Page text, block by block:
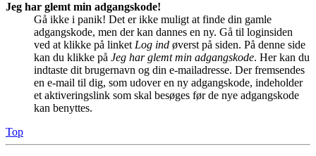
Jeg har glemt min adgangskode!
Gå ikke i panik! Det er ikke muligt at finde din gamle
adgangskode, men der kan dannes en ny. Gå til loginsiden
ved at klikke på linket Log ind øverst på siden. På denne side
kan du klikke på Jeg har glemt min adgangskode. Her kan du
indtaste dit brugernavn og din e-mailadresse. Der fremsendes
en e-mail til dig, som udover en ny adgangskode, indeholder
et aktiveringslink som skal besøges før de nye adgangskode
kan benyttes.
Top